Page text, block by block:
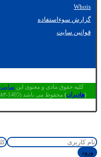
Whois
گزارش سوءاستفاده
قوانین سایت
کلیه حقوق مادی و معنوی این سایت
(هادیران) محفوظ می باشد (1405-۱۳۸۳)|